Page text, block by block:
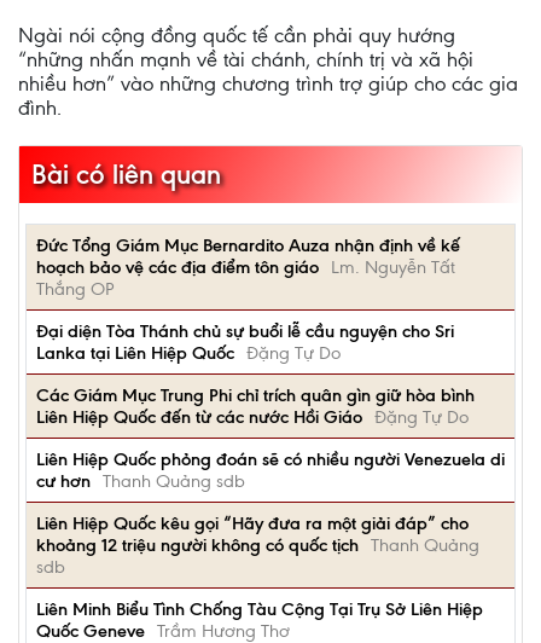
Ngài nói cộng đồng quốc tế cần phải quy hướng
“những nhấn mạnh về tài chánh, chính trị và xã hội
nhiều hơn” vào những chương trình trợ giúp cho các gia
đình.
Bài có liên quan
Đức Tổng Giám Mục Bernardito Auza nhận định về kế
hoạch bảo vệ các địa điểm tôn giáo
Lm. Nguyễn Tất
Thắng OP
Đại diện Tòa Thánh chủ sự buổi lễ cầu nguyện cho Sri
Lanka tại Liên Hiệp Quốc Đặng Tự Do
Các Giám Mục Trung Phi chỉ trích quân gìn giữ hòa bình
Liên Hiệp Quốc đến từ các nước Hồi Giáo Đặng Tự Do
Liên Hiệp Quốc phỏng đoán sẽ có nhiều người Venezuela di
cư hơn Thanh Quảng sdb
Liên Hiệp Quốc kêu gọi “Hãy đưa ra một giải đáp” cho
khoảng 12 triệu người không có quốc tịch Thanh Quảng
sdb
Liên Minh Biểu Tình Chống Tàu Cộng Tại Trụ Sở Liên Hiệp
Quốc Geneve Trầm Hương Thơ